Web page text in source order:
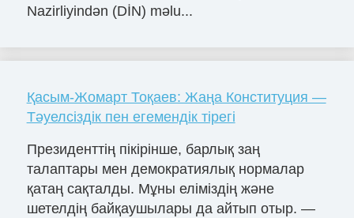
Nazirliyindən (DİN) məlu...
Қасым-Жомарт Тоқаев: Жаңа Конституция —
Тәуелсіздік пен егемендік тірегі
Президенттің пікірінше, барлық заң
талаптары мен демократиялық нормалар
қатаң сақталды. Мұны еліміздің және
шетелдің байқаушылары да айтып отыр. —